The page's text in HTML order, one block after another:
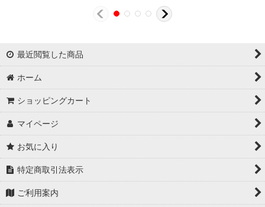
最近閲覧した商品
ホーム
ショッピングカート
マイページ
お気に入り
特定商取引法表示
ご利用案内